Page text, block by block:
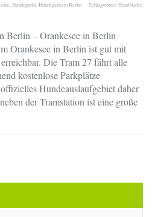
Hundeparks Hundeparks in Berlin Schlagwörter:Hund baden
Berlin – Orankesee in Berlin
Orankesee in Berlin ist gut mit
Die Tram 27 fährt alle
kostenlose Parkplätze
Hundeauslaufgebiet daher
der Tramstation ist eine große